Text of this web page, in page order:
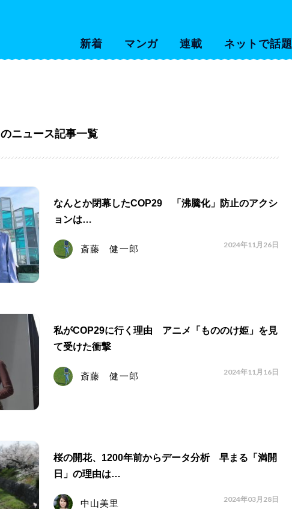
新着 マンガ 連載 ネットで話題
のニュース記事一覧
なんとか閉幕したCOP29 「沸騰化」防止のアクシ
ョンは…
斎藤 健一郎 2024年11月26日
私がCOP29に行く理由 アニメ「もののけ姫」を見
て受けた衝撃
斎藤 健一郎 2024年11月16日
桜の開花、1200年前からデータ分析 早まる「満開
日」の理由は…
中山美里 2024年03月28日